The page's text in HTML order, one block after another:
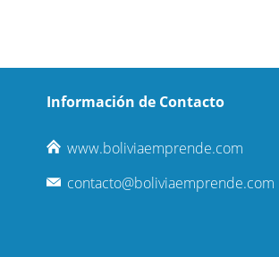
Información de Contacto
www.boliviaemprende.com
contacto@boliviaemprende.com